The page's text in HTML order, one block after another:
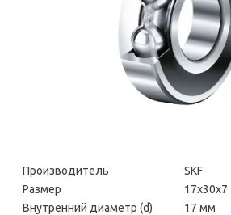
Производитель
SKF
Размер
17х30х7
Внутренний диаметр (d)
17 мм